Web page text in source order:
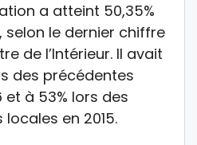
a atteint 50,35%
selon le dernier chiffre
de l’Intérieur. Il avait
des précédentes
et à 53% lors des
en 2015.